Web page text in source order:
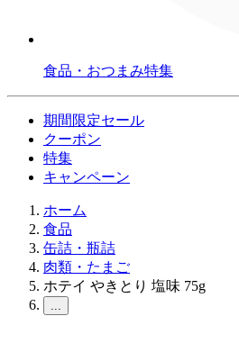
食品・おつまみ特集
期間限定セール
クーポン
特集
キャンペーン
ホーム
食品
缶詰・瓶詰
肉類・たまご
ホテイ やきとり 塩味 75g
...